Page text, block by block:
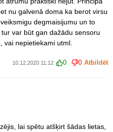
nu galvenā doma ka berot virsu
degmaisijumu un to
var būt gan dažādu sensoru
vai nepietiekami utml.
10.12.2020 11:12 0 0 Atbildēt
lai spētu atšķirt šādas lietas,